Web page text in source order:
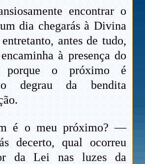
encontrar o
dia chegarás à Divina
entretanto, antes de tudo,
à presença do
porque o próximo é
degrau da bendita
é o meu próximo? —
decerto, qual ocorreu
da Lei nas luzes da